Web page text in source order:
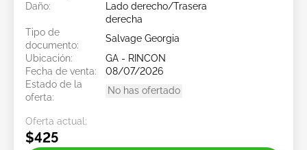
Daño:
Lado derecho/Trasera
derecha
Tipo de
documento:
Salvage Georgia
Ubicación:
GA - RINCON
Fecha de venta:
08/07/2026
Estado de la
oferta:
No has ofertado
Oferta actual:
$425